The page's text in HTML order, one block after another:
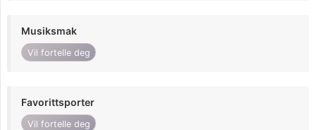
Musiksmak
Vil fortelle deg
Favorittsporter
Vil fortelle deg